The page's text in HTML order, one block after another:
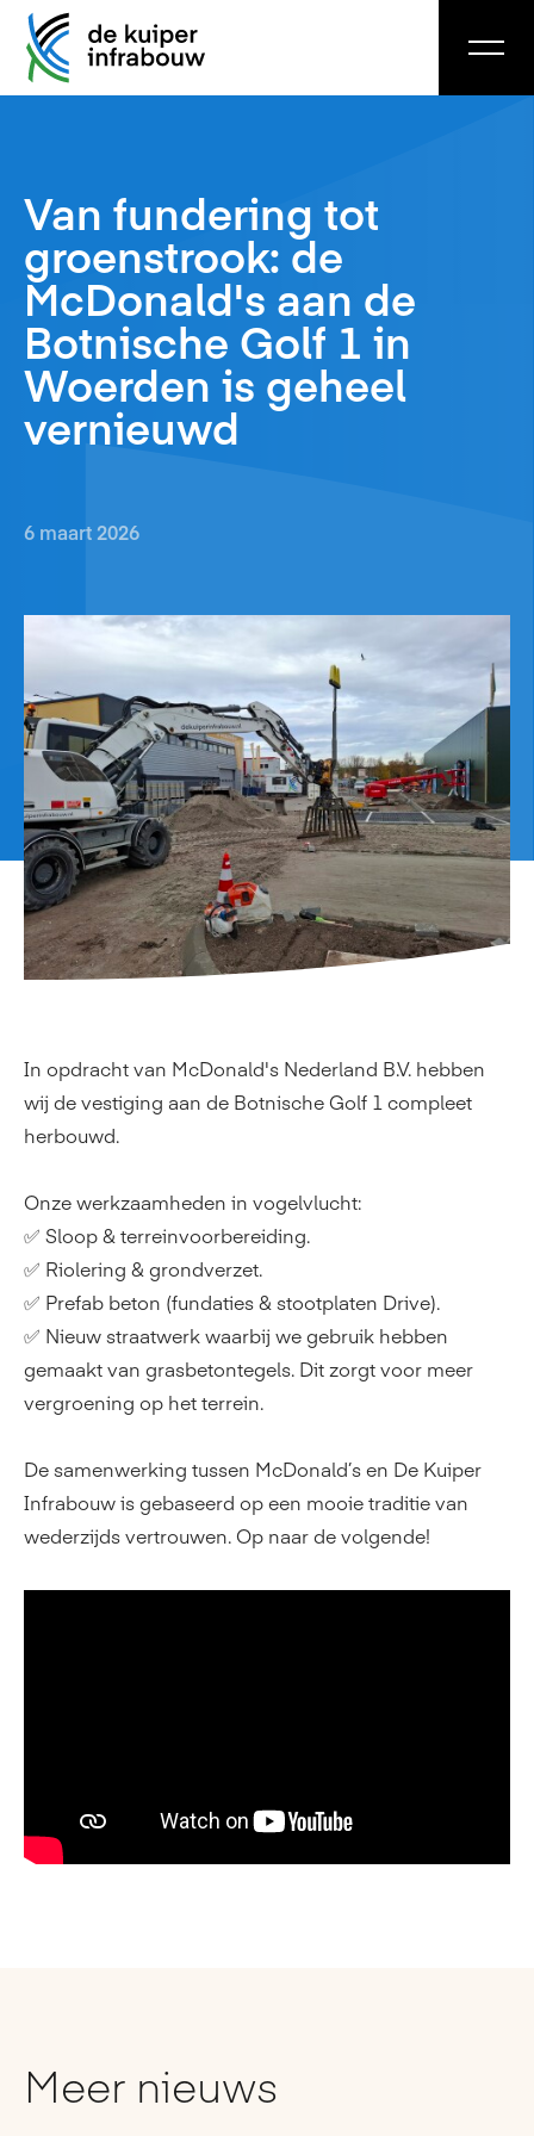
Van fundering tot
groenstrook: de
McDonald's aan de
Botnische Golf 1 in
Woerden is geheel
vernieuwd
6 maart 2026
In opdracht van McDonald's Nederland B.V. hebben
wij de vestiging aan de Botnische Golf 1 compleet
herbouwd.
Onze werkzaamheden in vogelvlucht:
✅ Sloop & terreinvoorbereiding.
✅ Riolering & grondverzet.
✅ Prefab beton (fundaties & stootplaten Drive).
✅ Nieuw straatwerk waarbij we gebruik hebben
gemaakt van grasbetontegels. Dit zorgt voor meer
vergroening op het terrein.
De samenwerking tussen McDonald’s en De Kuiper
Infrabouw is gebaseerd op een mooie traditie van
wederzijds vertrouwen. Op naar de volgende!
Meer nieuws